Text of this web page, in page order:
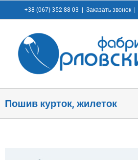
+38 (067) 352 88 03 Заказать звонок
Пошив курток, жилеток